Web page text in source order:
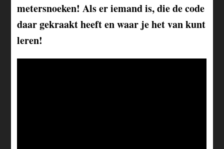
metersnoeken! Als er iemand is, die de code
daar gekraakt heeft en waar je het van kunt
leren!